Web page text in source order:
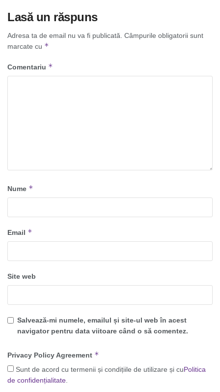
Lasă un răspuns
Adresa ta de email nu va fi publicată. Câmpurile obligatorii sunt
marcate cu *
Comentariu *
Nume *
Email *
Site web
Salvează-mi numele, emailul și site-ul web în acest
navigator pentru data viitoare când o să comentez.
Privacy Policy Agreement *
Sunt de acord cu termenii și condițiile de utilizare și cuPolitica
de confidențialitate.